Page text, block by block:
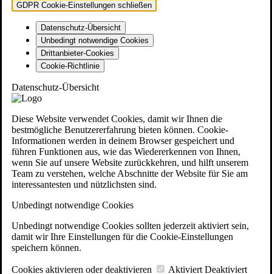
GDPR Cookie-Einstellungen schließen
Datenschutz-Übersicht
Unbedingt notwendige Cookies
Drittanbieter-Cookies
Cookie-Richtlinie
Datenschutz-Übersicht
Diese Website verwendet Cookies, damit wir Ihnen die
bestmögliche Benutzererfahrung bieten können. Cookie-
Informationen werden in deinem Browser gespeichert und
führen Funktionen aus, wie das Wiedererkennen von Ihnen,
wenn Sie auf unsere Website zurückkehren, und hilft unserem
Team zu verstehen, welche Abschnitte der Website für Sie am
interessantesten und nützlichsten sind.
Unbedingt notwendige Cookies
Unbedingt notwendige Cookies sollten jederzeit aktiviert sein,
damit wir Ihre Einstellungen für die Cookie-Einstellungen
speichern können.
Cookies aktivieren oder deaktivieren Aktiviert Deaktiviert